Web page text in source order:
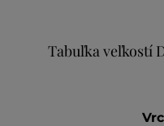
Tabuľka veľkostí